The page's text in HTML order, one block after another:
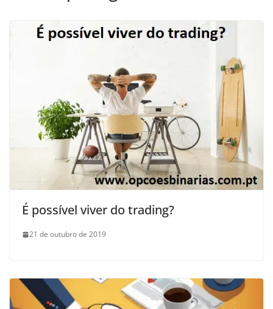
É possível viver do trading?
21 de outubro de 2019